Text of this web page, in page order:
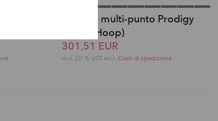
Cerchio multi-punto Prodigy
(Aerial Hoop)
301,51 EUR
incl. 20 % UST escl. Costi di spedizione